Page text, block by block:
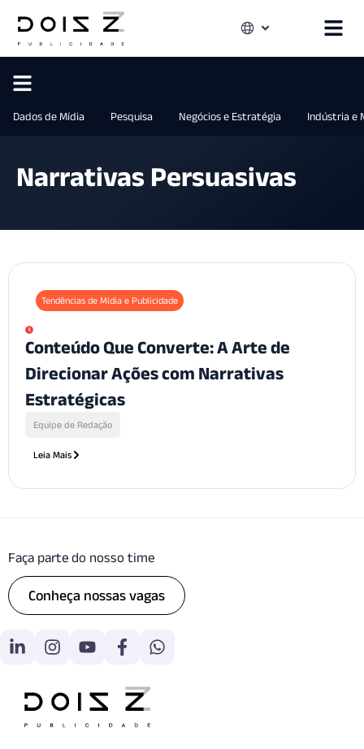
Dados de Mídia Pesquisa Negócios e Estratégia Indústria e
Narrativas Persuasivas
Tendências de Mídia e Publicidade
Conteúdo Que Converte: A Arte de
Direcionar Ações com Narrativas
Estratégicas
Equipe de Redação
Leia Mais
Faça parte do nosso time
Conheça nossas vagas